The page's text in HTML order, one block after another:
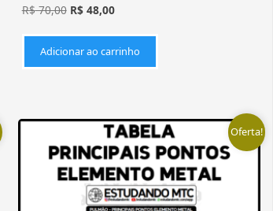
R$70,00 R$48,00
Adicionar ao carrinho
Oferta!